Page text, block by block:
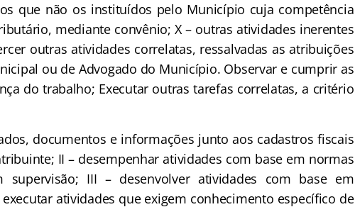
que não os instituídos pelo Município cuja competência
mediante convênio; X – outras atividades inerentes
outras atividades correlatas, ressalvadas as atribuições
ou de Advogado do Município. Observar e cumprir as
do trabalho; Executar outras tarefas correlatas, a critério
documentos e informações junto aos cadastros fiscais
II – desempenhar atividades com base em normas
supervisão; III – desenvolver atividades com base em
atividades que exigem conhecimento específico de